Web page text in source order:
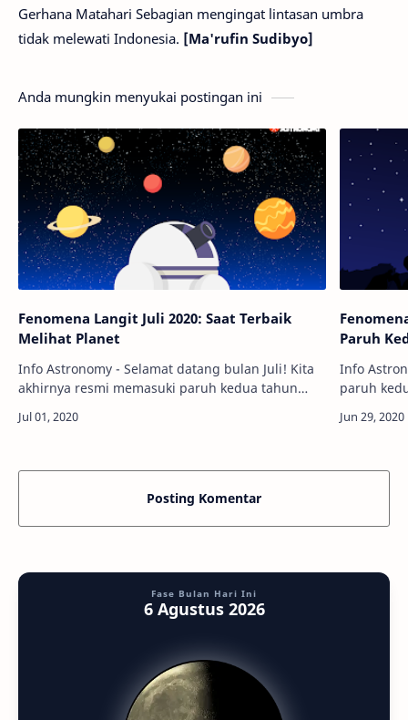
Gerhana Matahari Sebagian mengingat lintasan umbra
tidak melewati Indonesia. [Ma'rufin Sudibyo]
Anda mungkin menyukai postingan ini
Fenomena Langit Juli 2020: Saat Terbaik
Melihat Planet
Info Astronomy - Selamat datang bulan Juli! Kita
akhirnya resmi memasuki paruh kedua tahun
kurang baik, tetapi langit tetap men…
Paruh
Info
paruh
Nah, akan
Posting Komentar
Fase Bulan Hari Ini
6 Agustus 2026